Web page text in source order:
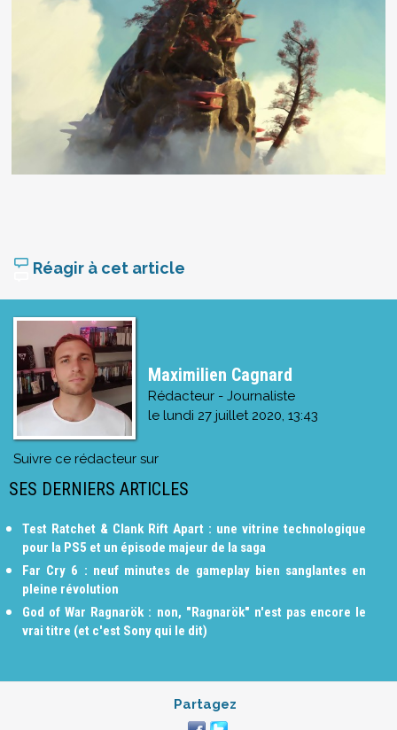
Réagir à cet article
Maximilien Cagnard
Rédacteur - Journaliste
le lundi 27 juillet 2020, 13:43
Suivre ce rédacteur sur
SES DERNIERS ARTICLES
Test Ratchet & Clank Rift Apart : une vitrine technologique
pour la PS5 et un épisode majeur de la saga
Far Cry 6 : neuf minutes de gameplay bien sanglantes en
pleine révolution
God of War Ragnarök : non, "Ragnarök" n'est pas encore le
vrai titre (et c'est Sony qui le dit)
Partagez